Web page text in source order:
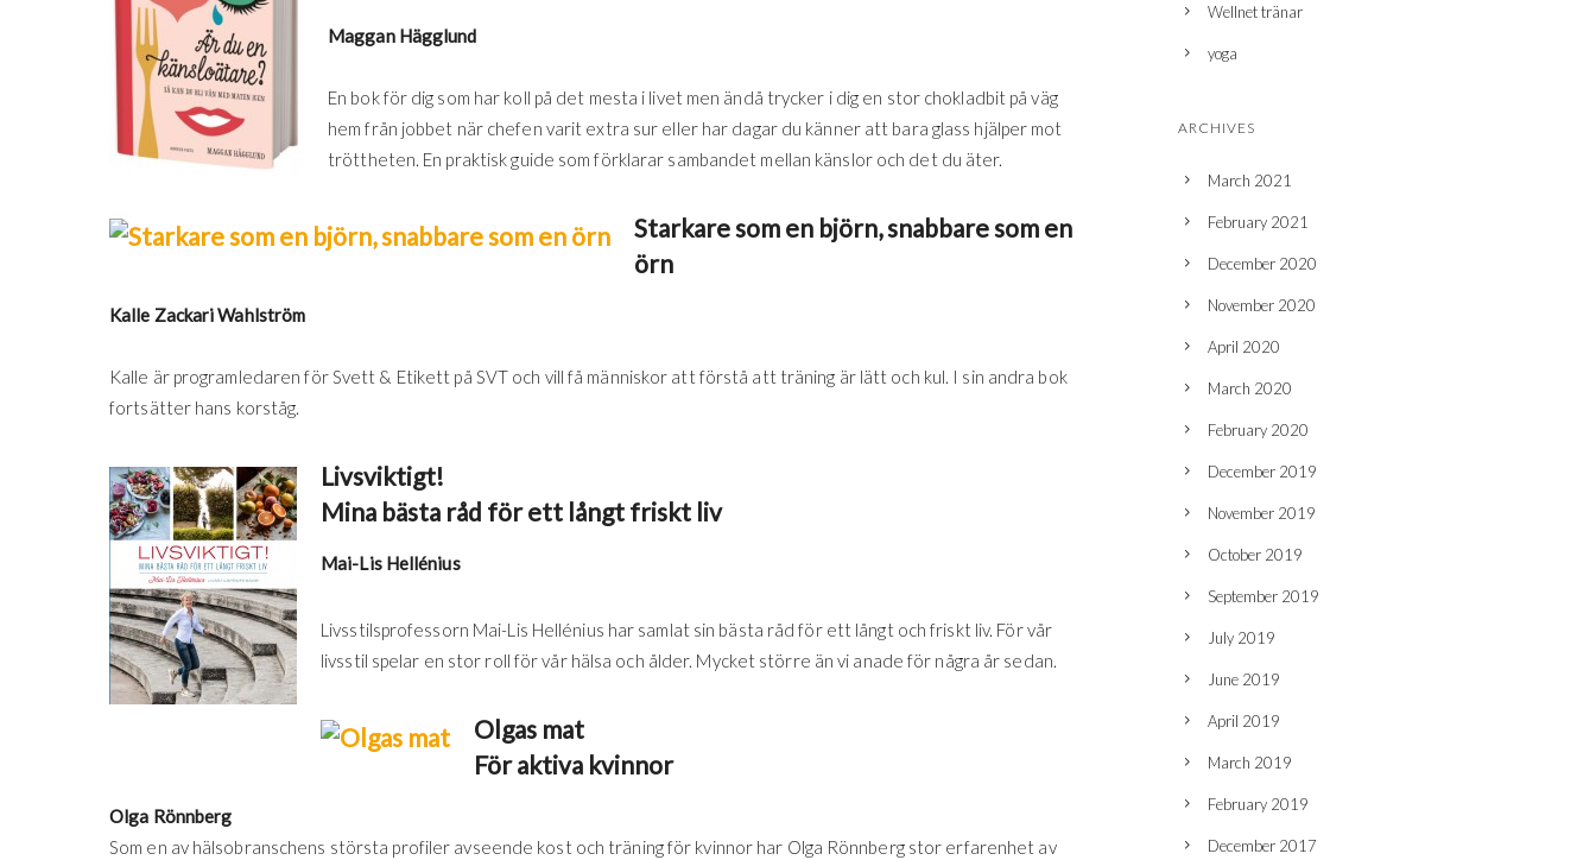
Maggan Hägglund
En bok för dig som har koll på det mesta i livet men ändå trycker i dig en stor chokladbit på väg
hem från jobbet när chefen varit extra sur eller har dagar du känner att bara glass hjälper mot
tröttheten. En praktisk guide som förklarar sambandet mellan känslor och det du äter.
Starkare som en björn, snabbare som en
örn
Kalle Zackari Wahlström
Kalle är programledaren för Svett & Etikett på SVT och vill få människor att förstå att träning är lätt och kul. I sin andra bok
fortsätter hans korståg.
Livsviktigt!
Mina bästa råd för ett långt friskt liv
Mai-Lis Hellénius
Livsstilsprofessorn Mai-Lis Hellénius har samlat sin bästa råd för ett långt och friskt liv. För vår
livsstil spelar en stor roll för vår hälsa och ålder. Mycket större än vi anade för några år sedan.
Olgas mat
För aktiva kvinnor
Olga Rönnberg
Som en av hälsobranschens största profiler avseende kost och träning för kvinnor har Olga Rönnberg stor erfarenhet av
Wellnet tränar
yoga
ARCHIVES
March 2021
February 2021
December 2020
November 2020
April 2020
March 2020
February 2020
December 2019
November 2019
October 2019
September 2019
July 2019
June 2019
April 2019
March 2019
February 2019
December 2017